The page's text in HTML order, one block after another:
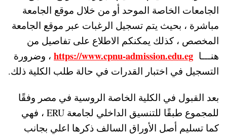
الجامعات الخاصة الموحد أو من خلال موقع الجامعة
مباشرة ، بحيث يتم تسجيل الرغبات عبر موقع الجامعة
المخصص ، كذلك يمكنكم الاطلاع على تفاصيل من
هنـــا https://www.cpnu-admission.edu.eg ، وضرورة
التسجيل في اختبار القدرات في حالة طلب الكلية ذلك.
بعد القبول في الكلية الخاصة الروسية في مصر وفقًا
للمجموع طبقًا للتنسيق الداخلي لجامعة ERU ، فهي
كما تسليم أصل الأوراق السالف ذكرها اعلي بجانب